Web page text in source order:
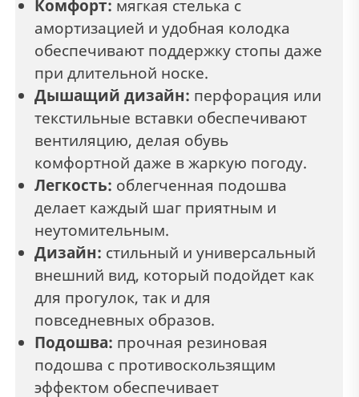
Комфорт: мягкая стелька с
амортизацией и удобная колодка
обеспечивают поддержку стопы даже
при длительной носке.
Дышащий дизайн: перфорация или
текстильные вставки обеспечивают
вентиляцию, делая обувь
комфортной даже в жаркую погоду.
Легкость: облегченная подошва
делает каждый шаг приятным и
неутомительным.
Дизайн: стильный и универсальный
внешний вид, который подойдет как
для прогулок, так и для
повседневных образов.
Подошва: прочная резиновая
подошва с противоскользящим
эффектом обеспечивает